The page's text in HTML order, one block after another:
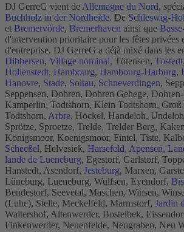
DJ GerreG vient de Allemagne du Nord,
Buchholz in der Nordheide. De Schleswig-
et Bremervörde, Bremerhaven ainsi que
d'intervention prioritaire pour les fêtes privées
d'entreprise. DJ GerreG a déjà mixé dans les
Dibbersen, Village nominal, Tötensen, Tostedt,
Hollenstedt, Hambourg, Hambourg-Harburg,
Hanovre, Stade, Soltau, Schneverdingen,
Seppensen, Dohren, Dohren Gehege,
Kamperlin, Todtshorn, Klein Todtshorn, Groß
Todtshorn, Arbre, Höckel, Handeloh,
Sprötze, Sproetze, Trelde, Trelder Berg,
Königsmoor, Koenigsmoor, Fintel, Tiste,
Scheeßel, Helvesiek, Harsefeld, Apensen,
lande de Lueneburg, Egestorf, Garlstorf,
Hanstedt, Asendorf, Jesteburg, Marxen,
Lüneburg, Lueneburg, Wulfsen, Eyendorf,
Bendestorf, Seevetal, Maschen, Winsen,
(Luhe), Stelle, Meckelfeld, Marmstorf, Jardin
Waltershof, Altenwerder, Bostelbek,
Finkenwerder, Neuenfelde, Neugraben, Neu